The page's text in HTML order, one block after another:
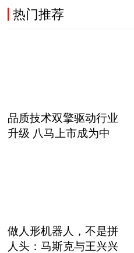
热门推荐
品质技术双擎驱动行业
升级 八马上市成为中
做人形机器人，不是拼
人头：马斯克与王兴兴